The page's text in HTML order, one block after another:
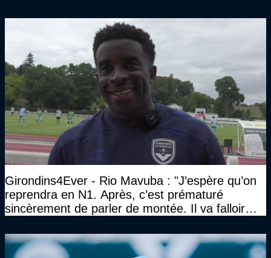
Girondins4Ever - Rio Mavuba : "J’espère qu’on
reprendra en N1. Après, c’est prématuré
sincèrement de parler de montée. Il va falloir